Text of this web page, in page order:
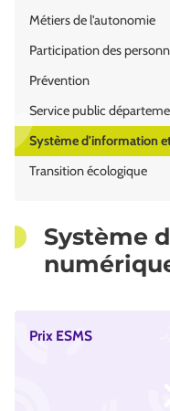
Métiers de l'autonomie
Participation des
Prévention
Service public
Système d'information
Transition écologique
Système
Prix ESMS